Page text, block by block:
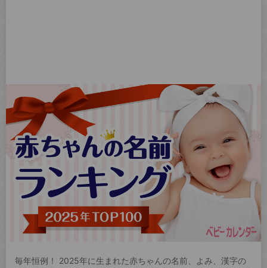
毎年恒例！ 2025年に生まれた赤ちゃんの名前、よみ、漢字の